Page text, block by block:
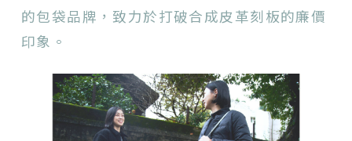
的包袋品牌，致力於打破合成皮革刻板的廉價
印象。